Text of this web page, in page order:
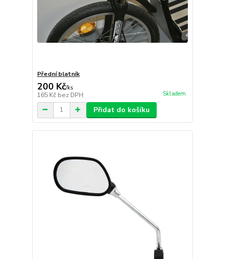
Přední blatník
200 Kč/ks
165 Kč bez DPH Skladem
Přidat do košíku